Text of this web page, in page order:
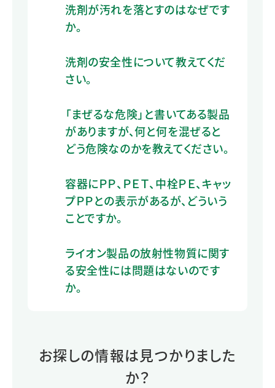
洗剤が汚れを落とすのはなぜです
か。
洗剤の安全性について教えてくだ
さい。
「まぜるな危険」と書いてある製品
がありますが、何と何を混ぜると
どう危険なのかを教えてください。
容器にＰＰ、ＰＥＴ、中栓ＰＥ、キャッ
プＰＰとの表示があるが、どういう
ことですか。
ライオン製品の放射性物質に関す
る安全性には問題はないのです
か。
お探しの情報は見つかりました
か？